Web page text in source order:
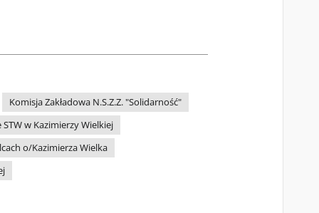
Komisja Zakładowa N.S.Z.Z. "Solidarność"
w Kazimierzy Wielkiej
o/Kazimierza Wielka